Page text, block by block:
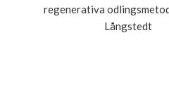
regenerativa
Långstedt